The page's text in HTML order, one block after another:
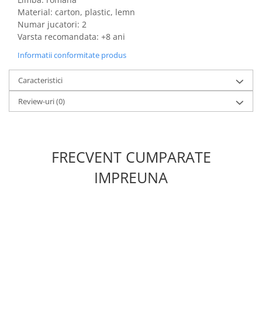
Material: carton, plastic, lemn
Numar jucatori: 2
Varsta recomandata: +8 ani
Informatii conformitate produs
Caracteristici
Review-uri(0)
FRECVENT CUMPARATE
IMPREUNA